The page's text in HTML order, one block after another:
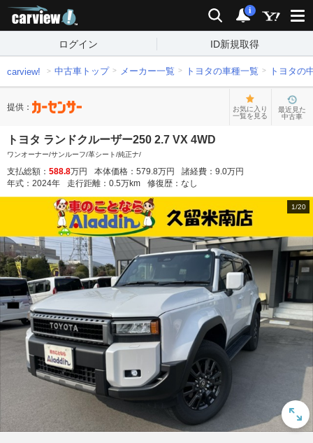
検索 通知
i
ログイン ID新規取得
carview! 中古車トップ メーカー一覧 トヨタの車種一覧 トヨタの
提供：
お気に入り
一覧を見る
最近見た
中古車
トヨタ ランドクルーザー250 2.7 VX 4WD
ワンオーナー/サンルーフ/革シート/純正ナ/
支払総額： 588.8万円 本体価格： 579.8万円 諸経費： 9.0万円
年式： 2024年 走行距離： 0.5万km 修復歴： なし
1/20